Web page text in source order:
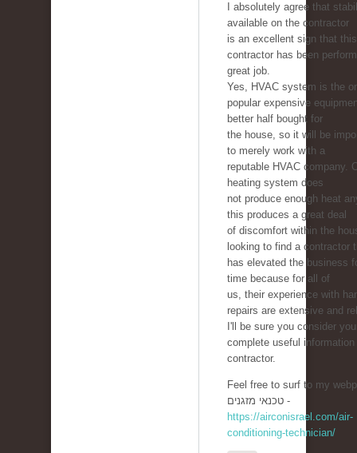
I absolutely agree that
available on the contractor
is an excellent sign that this
contractor has been
great job.
Yes, HVAC system is the
popular expensive
better half bought for
the house, so it will be
to merely work with a
reputable HVAC company.
heating system does
not produce enough heat
this produces a great deal
of discomfort within the
looking to find a contractor
has elevated the business
time because for all of
us, their experience with
repairs are extensive and
I'll be sure you consider
complete useful information
contractor.
Feel free to surf to my
טכנאי מזגנים -
https://airconisrael.com/air-
conditioning-technician/